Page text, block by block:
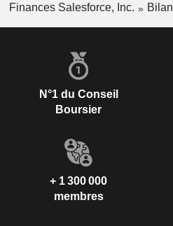
Finances Salesforce, Inc.
Bilan
N°1 du Conseil
Boursier
+ 1 300 000
membres